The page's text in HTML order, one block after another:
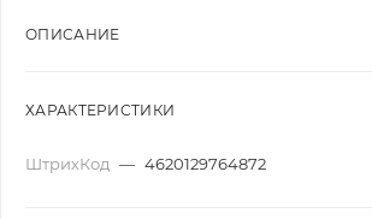
ОПИСАНИЕ
ХАРАКТЕРИСТИКИ
ШтрихКод — 4620129764872